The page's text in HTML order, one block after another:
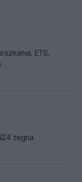
ETS,
żegna